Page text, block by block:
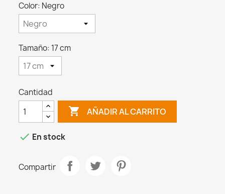
Color: Negro
Tamaño: 17 cm
Cantidad
 AÑADIR AL CARRITO
 En stock
Compartir